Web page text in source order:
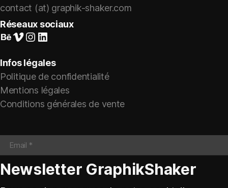
contact (at) graphik-shaker.com
Réseaux sociaux
Suivez-nous sur Behance
Vimeo
Instagram
LinkedIn
Infos légales
Politique de confidentialité
Mentions légales
Conditions générales de vente
Newsletter GraphikShaker